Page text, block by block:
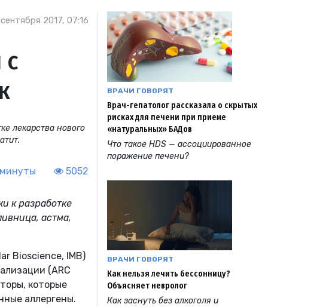
2017, 07:16
лекарства нового
5052
к разработке
астма,
Bioscience, IMB)
(ARC
которые
аллергены.
ВРАЧИ ГОВОРЯТ
Врач-гепатолог рассказала о скрытых
рисках для печени при приеме
«натуральных» БАДов
Что такое HDS — ассоциированное
поражение печени?
ВРАЧИ ГОВОРЯТ
Как нельзя лечить бессонницу?
Объясняет невролог
Как заснуть без алкоголя и